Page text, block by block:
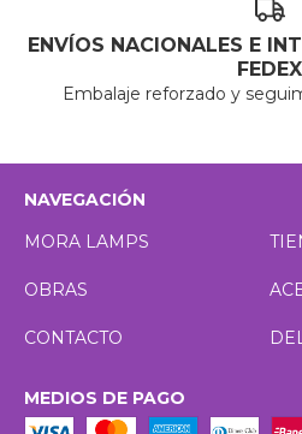
ENVÍOS NACIONALES E
FEDEX
Embalaje reforzado y
NAVEGACIÓN
MORA LAMPS
OBRAS
CONTACTO
MEDIOS DE PAGO